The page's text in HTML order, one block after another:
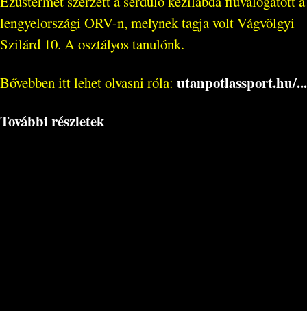
lengyelországi ORV-n, melynek tagja volt Vágvölgyi
Szilárd 10. A osztályos tanulónk.
Bővebben itt lehet olvasni róla: utanpotlassport.hu/...
További részletek